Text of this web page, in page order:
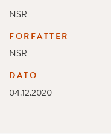
NSR
FORFATTER
NSR
DATO
04.12.2020